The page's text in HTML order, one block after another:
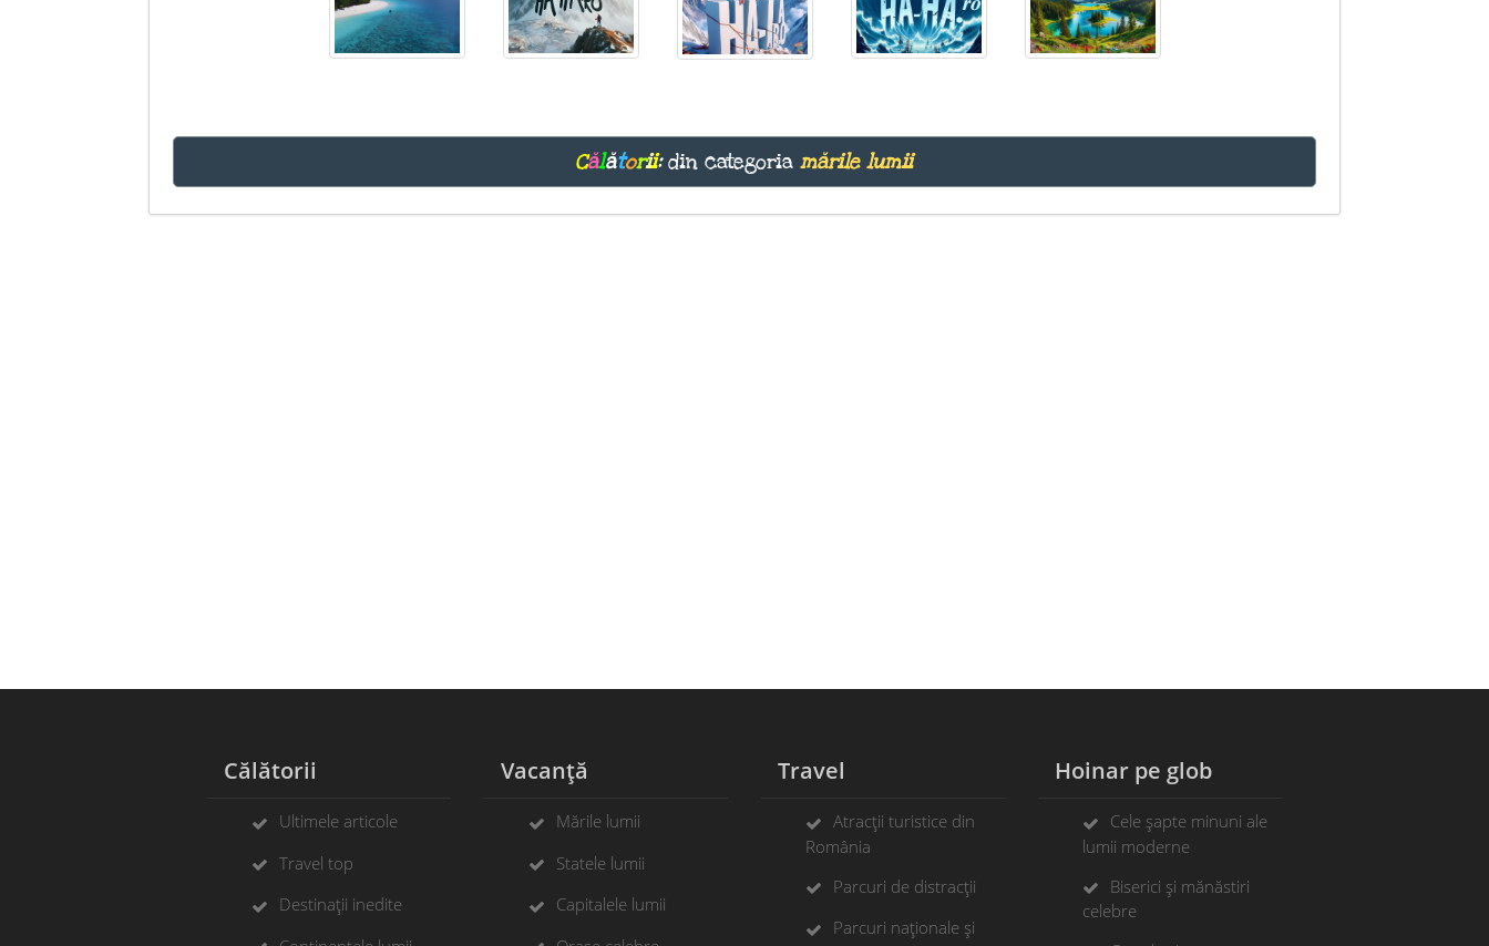
Călătorii:din categoriamările lumii
Călătorii
Ultimele articole
Travel top
Destinații inedite
Vacanță
Mările lumii
Statele lumii
Capitalele lumii
Travel
Atracții turistice din
România
Parcuri de distracții
Parcuri naționale și
Hoinar pe glob
Cele șapte minuni ale
lumii moderne
Biserici și mănăstiri
celebre